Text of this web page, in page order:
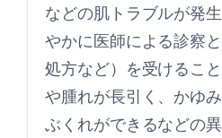
などの肌トラブルが発
やかに医師による診察
処方など）を受けるこ
や腫れが長引く、かゆ
ぶくれができるなどの